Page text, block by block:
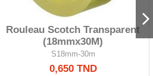
Rouleau Scotch Transparent
(18mmx30M)
S18mm-30m
0,650 TND